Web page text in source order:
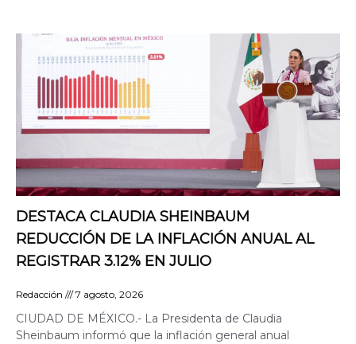
DESTACA CLAUDIA SHEINBAUM
REDUCCIÓN DE LA INFLACIÓN ANUAL AL
REGISTRAR 3.12% EN JULIO
Redacción 7 agosto, 2026
CIUDAD DE MÉXICO.- La Presidenta de Claudia
Sheinbaum informó que la inflación general anual